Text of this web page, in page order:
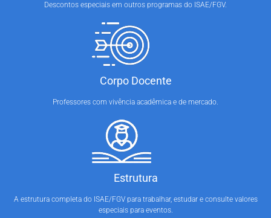
Descontos especiais em outros programas do ISAE/FGV.
Corpo Docente
Professores com vivência acadêmica e de mercado.
Estrutura
A estrutura completa do ISAE/FGV para trabalhar, estudar e consulte valores
especiais para eventos.